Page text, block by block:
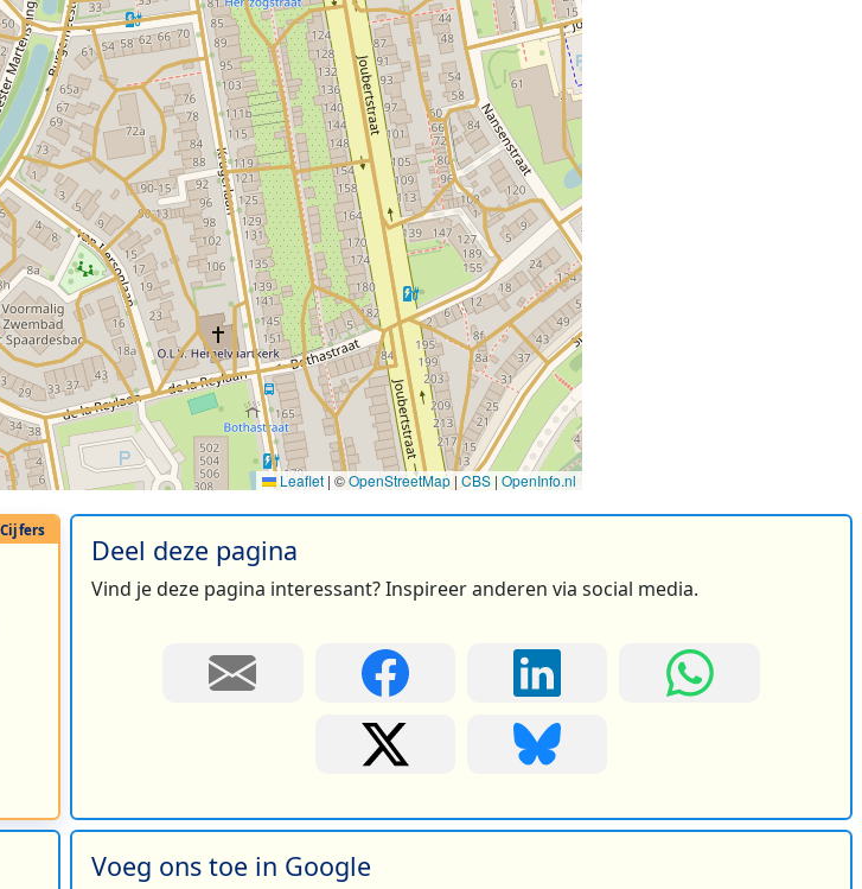
Leaflet | ©OpenStreetMap | CBS | OpenInfo.nl
Deel deze pagina
Vind je deze pagina interessant? Inspireer anderen via social media.
Voeg ons toe in Google